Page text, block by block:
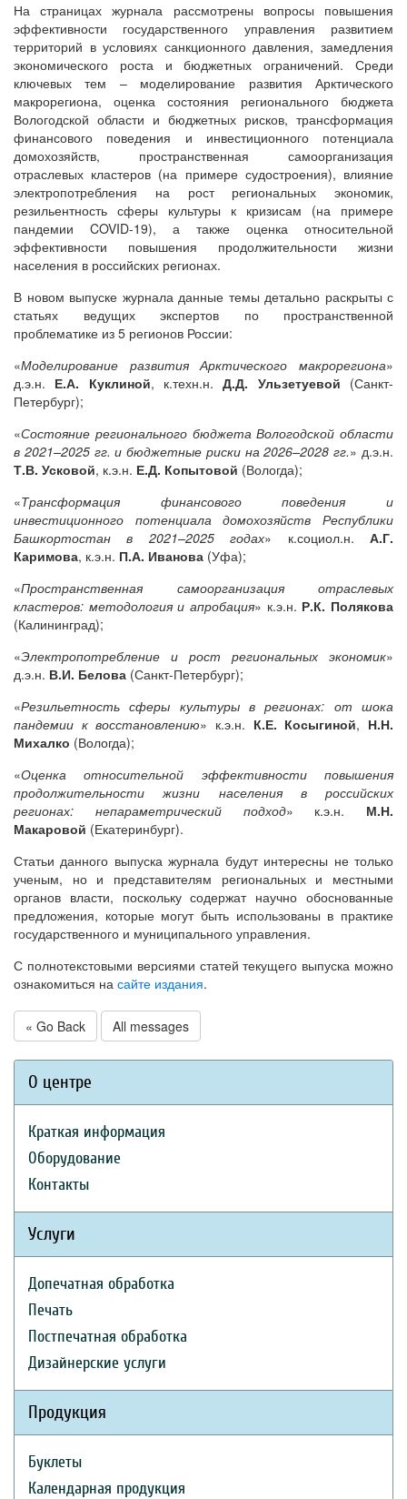
На страницах журнала рассмотрены вопросы повышения
эффективности государственного управления развитием
территорий в условиях санкционного давления, замедления
экономического роста и бюджетных ограничений. Среди
ключевых тем – моделирование развития Арктического
макрорегиона, оценка состояния регионального бюджета
Вологодской области и бюджетных рисков, трансформация
финансового поведения и инвестиционного потенциала
домохозяйств, пространственная самоорганизация
отраслевых кластеров (на примере судостроения), влияние
электропотребления на рост региональных экономик,
резильентность сферы культуры к кризисам (на примере
пандемии COVID-19), а также оценка относительной
эффективности повышения продолжительности жизни
населения в российских регионах.
В новом выпуске журнала данные темы детально раскрыты с
статьях ведущих экспертов по пространственной
проблематике из 5 регионов России:
«Моделирование развития Арктического макрорегиона»
д.э.н. Е.А. Куклиной, к.техн.н.Д.Д. Ульзетуевой (Санкт-
Петербург);
«Состояние регионального бюджета Вологодской области
в 2021–2025 гг. и бюджетные риски на 2026–2028 гг.» д.э.н.
Т.В. Усковой, к.э.н. Е.Д. Копытовой (Вологда);
«Трансформация финансового поведения и
инвестиционного потенциала домохозяйств Республики
Башкортостан в 2021–2025 годах» к.социол.н.А.Г.
Каримова, к.э.н. П.А. Иванова (Уфа);
«Пространственная самоорганизация отраслевых
кластеров: методология и апробация» к.э.н. Р.К. Полякова
(Калининград);
«Электропотребление и рост региональных экономик»
д.э.н. В.И. Белова (Санкт-Петербург);
«Резильетность сферы культуры в регионах: от шока
пандемии к восстановлению» к.э.н. К.Е. Косыгиной, Н.Н.
Михалко (Вологда);
«Оценка относительной эффективности повышения
продолжительности жизни населения в российских
регионах: непараметрический подход» к.э.н. М.Н.
Макаровой (Екатеринбург).
Статьи данного выпуска журнала будут интересны не только
ученым, но и представителям региональных и местными
органов власти, поскольку содержат научно обоснованные
предложения, которые могут быть использованы в практике
государственного и муниципального управления.
С полнотекстовыми версиями статей текущего выпуска можно
ознакомиться на сайте издания.
« Go Back All messages
О центре
Краткая информация
Оборудование
Контакты
Услуги
Допечатная обработка
Печать
Постпечатная обработка
Дизайнерские услуги
Продукция
Буклеты
Календарная продукция